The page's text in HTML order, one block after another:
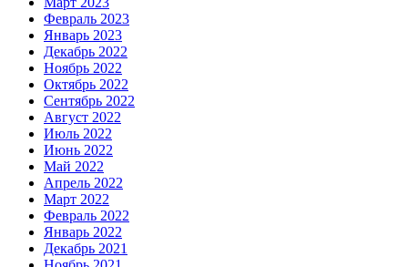
Февраль 2023
Январь 2023
Декабрь 2022
Ноябрь 2022
Октябрь 2022
Сентябрь 2022
Август 2022
Июль 2022
Июнь 2022
Май 2022
Апрель 2022
Март 2022
Февраль 2022
Январь 2022
Декабрь 2021